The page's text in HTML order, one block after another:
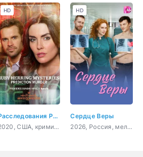
Расследования Руби Херринг: Предсказание убийства
2020, США, криминал, детектив
HD
Сердце Веры
2026, Россия, мелодрама
HD